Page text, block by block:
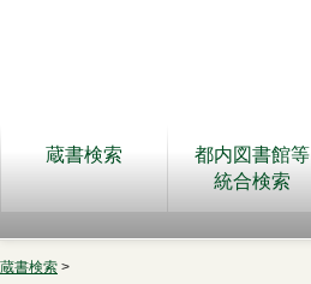
蔵書検索
都内図書館等
統合検索
蔵書検索 >